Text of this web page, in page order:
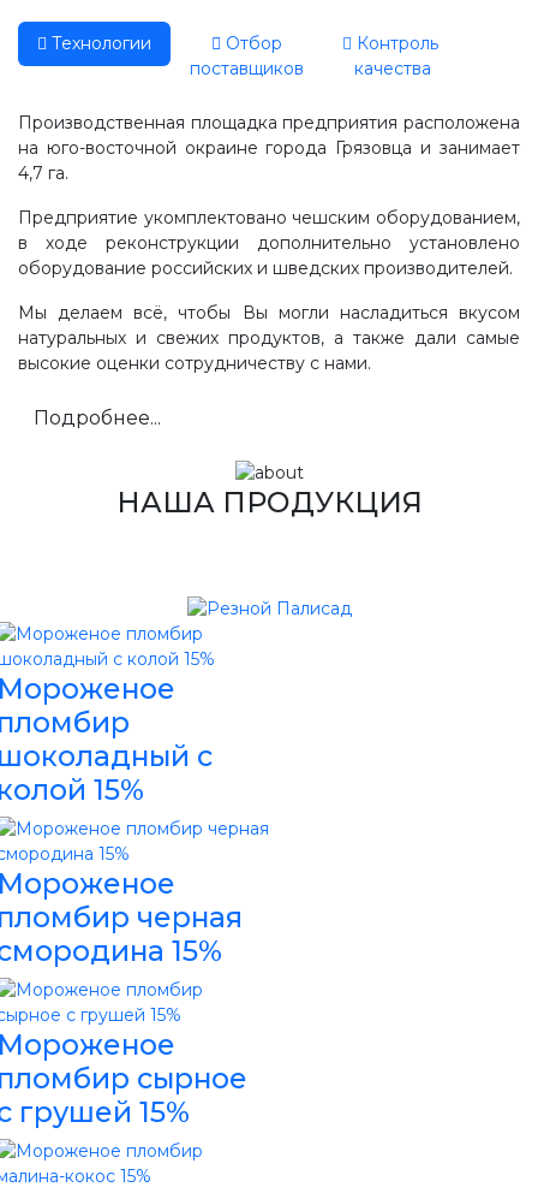
Технологии
Отбор
поставщиков
Контроль
качества
Производственная площадка предприятия расположена
на юго-восточной окраине города Грязовца и занимает
4,7 га.
Предприятие укомплектовано чешским оборудованием,
в ходе реконструкции дополнительно установлено
оборудование российских и шведских производителей.
Мы делаем всё, чтобы Вы могли насладиться вкусом
натуральных и свежих продуктов, а также дали самые
высокие оценки сотрудничеству с нами.
Подробнее...
НАША ПРОДУКЦИЯ
с
15%
черная
15%
сырное
грушей 15%